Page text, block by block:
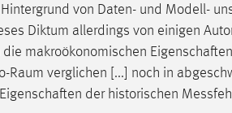
von Daten- und Modell-
Diktum allerdings von einigen
makroökonomischen Eigenschaften
Raum verglichen [...] noch in
Eigenschaften der historischen